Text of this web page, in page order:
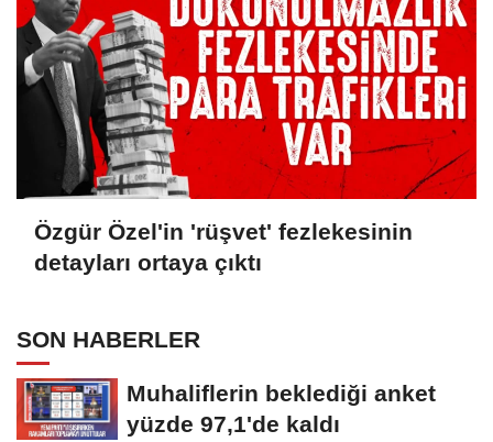
Özgür Özel'in 'rüşvet' fezlekesinin
detayları ortaya çıktı
SON HABERLER
Muhaliflerin beklediği anket
yüzde 97,1'de kaldı